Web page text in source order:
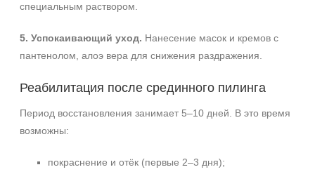
специальным раствором.
5. Успокаивающий уход. Нанесение масок и кремов с
пантенолом, алоэ вера для снижения раздражения.
Реабилитация после срединного пилинга
Период восстановления занимает 5–10 дней. В это время
возможны:
покраснение и отёк (первые 2–3 дня);